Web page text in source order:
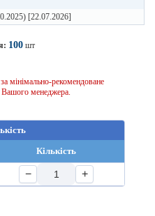
[22.07.2026]
100 шт
мінімально-рекомендоване
Вашого менеджера.
Кількість
− +